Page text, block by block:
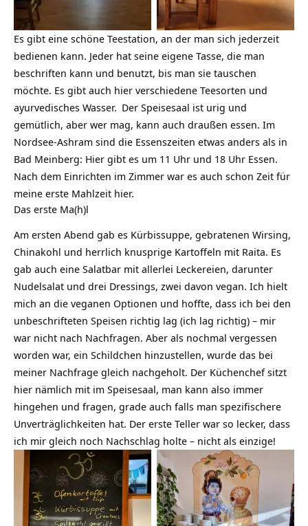
Es gibt eine schöne Teestation, an der man sich jederzeit
bedienen kann. Jeder hat seine eigene Tasse, die man
beschriften kann und benutzt, bis man sie tauschen
möchte. Es gibt auch hier verschiedene Teesorten und
ayurvedisches Wasser. Der Speisesaal ist urig und
gemütlich, aber wer mag, kann auch draußen essen. Im
Nordsee-Ashram sind die Essenszeiten etwas anders als in
Bad Meinberg: Hier gibt es um 11 Uhr und 18 Uhr Essen.
Nach dem Einrichten im Zimmer war es auch schon Zeit für
meine erste Mahlzeit hier.
Das erste Ma(h)l
Am ersten Abend gab es Kürbissuppe, gebratenen Wirsing,
Chinakohl und herrlich knusprige Kartoffeln mit Raita. Es
gab auch eine Salatbar mit allerlei Leckereien, darunter
Nudelsalat und drei Dressings, zwei davon vegan. Ich hielt
mich an die veganen Optionen und hoffte, dass ich bei den
unbeschrifteten Speisen richtig lag (ich lag richtig) – mir
war nicht nach Nachfragen. Aber als nochmal vergessen
worden war, ein Schildchen hinzustellen, wurde das bei
meiner Nachfrage gleich nachgeholt. Der Küchenchef sitzt
hier nämlich mit im Speisesaal, man kann also immer
hingehen und fragen, grade auch falls man spezifischere
Unverträglichkeiten hat. Der erste Teller war so lecker, dass
ich mir gleich noch Nachschlag holte – nicht als einzige!
No Caption Tellerstation YVN